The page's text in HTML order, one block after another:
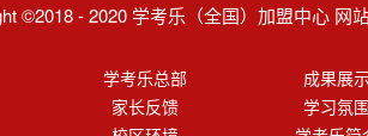
©2018 - 2020 学考乐（全国）加盟中心 网
学考乐总部
成果展
家长反馈
学习氛围